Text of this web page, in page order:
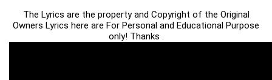
The Lyrics are the property and Copyright of the Original
Owners Lyrics here are For Personal and Educational Purpose
only! Thanks .